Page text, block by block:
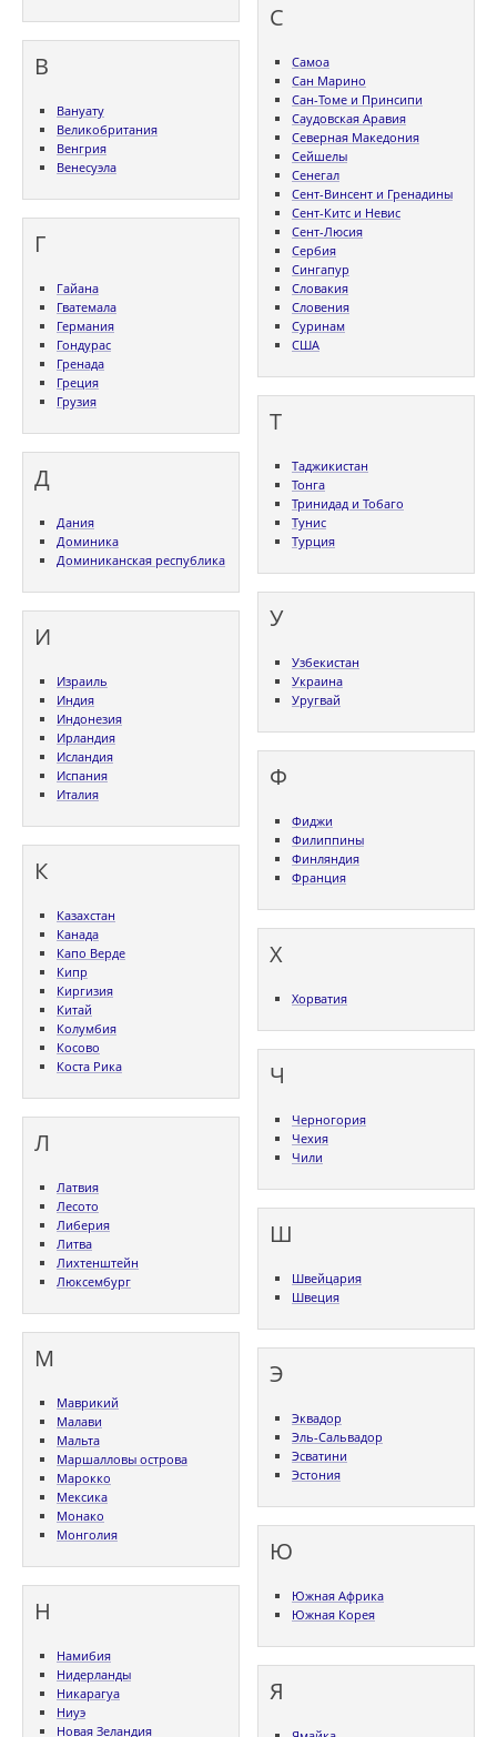
В
Вануату
Великобритания
Венгрия
Венесуэла
Г
Гайана
Гватемала
Германия
Гондурас
Гренада
Греция
Грузия
Д
Дания
Доминика
Доминиканская республика
И
Израиль
Индия
Индонезия
Ирландия
Исландия
Испания
Италия
К
Казахстан
Канада
Капо Верде
Кипр
Киргизия
Китай
Колумбия
Косово
Коста Рика
Л
Латвия
Лесото
Либерия
Литва
Лихтенштейн
Люксембург
М
Маврикий
Малави
Мальта
Маршалловы острова
Марокко
Мексика
Монако
Монголия
Н
Намибия
Нидерланды
Никарагуа
Ниуэ
Новая Зеландия
С
Самоа
Сан Марино
Сан-Томе и Принсипи
Саудовская Аравия
Северная Македония
Сейшелы
Сенегал
Сент-Винсент и Гренадины
Сент-Китс и Невис
Сент-Люсия
Сербия
Сингапур
Словакия
Словения
Суринам
США
Т
Таджикистан
Тонга
Тринидад и Тобаго
Тунис
Турция
У
Узбекистан
Украина
Уругвай
Ф
Фиджи
Филиппины
Финляндия
Франция
Х
Хорватия
Ч
Черногория
Чехия
Чили
Ш
Швейцария
Швеция
Э
Эквадор
Эль-Сальвадор
Эсватини
Эстония
Ю
Южная Африка
Южная Корея
Я